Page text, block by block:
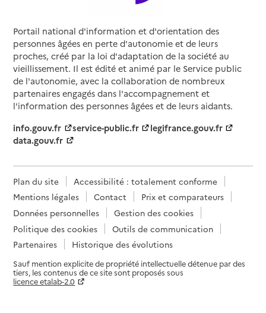
Portail national d'information et d'orientation des
personnes âgées en perte d'autonomie et de leurs
proches, créé par la loi d'adaptation de la société au
vieillissement. Il est édité et animé par le Service public
de l'autonomie, avec la collaboration de nombreux
partenaires engagés dans l'accompagnement et
l'information des personnes âgées et de leurs aidants.
info.gouv.fr
service-public.fr
legifrance.gouv.fr
data.gouv.fr
Plan du site
Accessibilité : totalement conforme
Mentions légales
Contact
Prix et comparateurs
Données personnelles
Gestion des cookies
Politique des cookies
Outils de communication
Partenaires
Historique des évolutions
Sauf mention explicite de propriété intellectuelle détenue par des
tiers, les contenus de ce site sont proposés sous
licence etalab-2.0